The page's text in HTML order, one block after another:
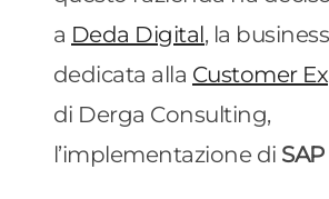
a Deda Digital, la
dedicata alla Customer
di Derga Consulting,
l’implementazione di